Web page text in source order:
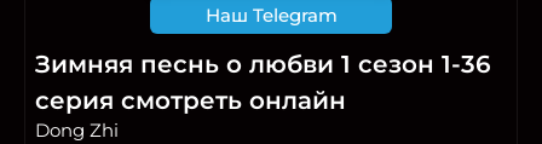
Наш Telegram
Зимняя песнь о любви 1 сезон 1-36
серия смотреть онлайн
Dong Zhi